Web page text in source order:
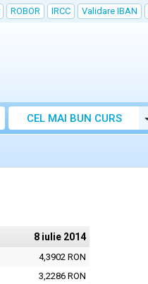
ROBOR IRCC Validare IBAN
CEL MAI BUN CURS
8 iulie 2014
4,3902 RON
3,2286 RON